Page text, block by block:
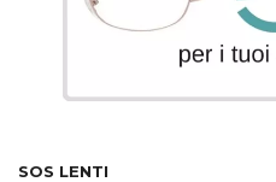
SOS LENTI